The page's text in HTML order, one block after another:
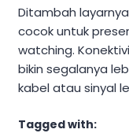
Ditambah
cocok untuk
watching.
bikin segalanya
kabel atau sinyal
Tagged with: